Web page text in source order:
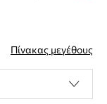
Πίνακας μεγέθους